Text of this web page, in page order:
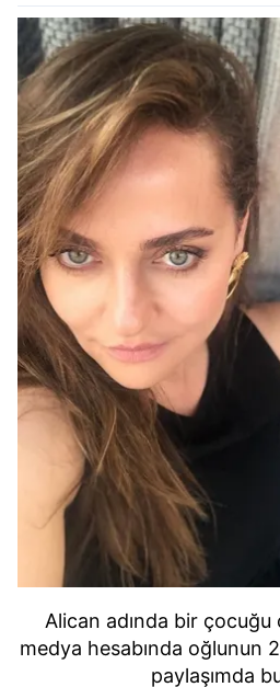
Alican adında bir çocuğu
medya hesabında oğlunun
paylaşımda